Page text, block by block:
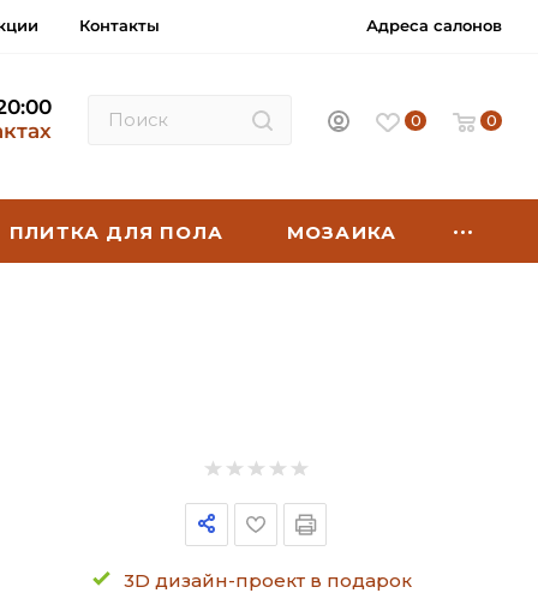
Контакты Адреса салонов
0 0
ПЛИТКА ДЛЯ ПОЛА МОЗАИКА
3D дизайн-проект в подарок